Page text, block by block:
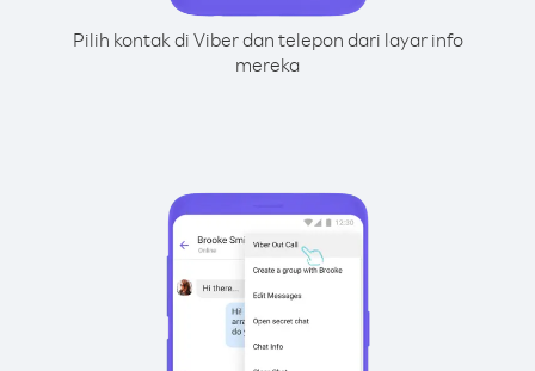
Pilih kontak di Viber dan telepon dari layar info
mereka